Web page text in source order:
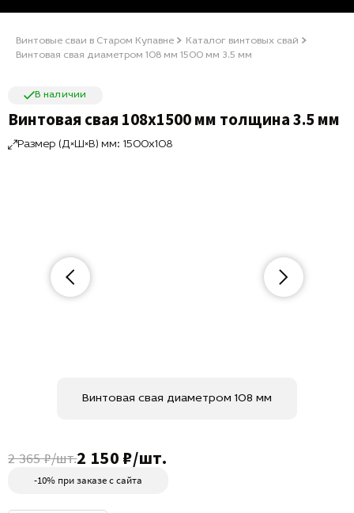
Винтовые сваи в Старом Купавне
Каталог винтовых свай
Винтовая свая диаметром 108 мм 1500 мм 3.5 мм
В наличии
Винтовая свая 108х1500 мм толщина 3.5 мм
Размер (Д×Ш×В) мм: 1500x108
2 365 ₽/шт.2 150 ₽/шт.
-10% при заказе с сайта
Винтовая свая диаметром 108 мм